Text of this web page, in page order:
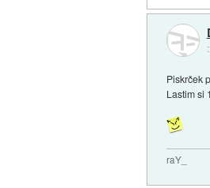
Piskrček
Lastim si
raY_